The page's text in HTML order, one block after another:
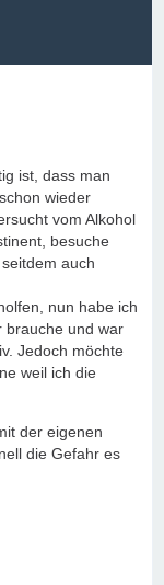
ist, dass man
wieder
vom Alkohol
besuche
auch
nun habe ich
brauche und war
Jedoch möchte
weil ich die
der eigenen
die Gefahr es